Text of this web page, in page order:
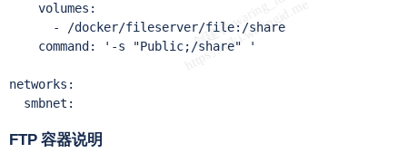
    volumes:
      - /docker/fileserver/file:/share
    command: '-s "Public;/share" '
networks:
  smbnet:
FTP 容器说明